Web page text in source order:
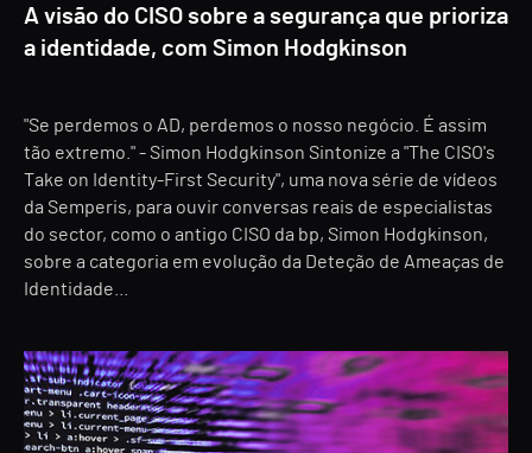
A visão do CISO sobre a segurança que prioriza
a identidade, com Simon Hodgkinson
"Se perdemos o AD, perdemos o nosso negócio. É assim
tão extremo." - Simon Hodgkinson Sintonize a "The CISO's
Take on Identity-First Security", uma nova série de vídeos
da Semperis, para ouvir conversas reais de especialistas
do sector, como o antigo CISO da bp, Simon Hodgkinson,
sobre a categoria em evolução da Deteção de Ameaças de
Identidade...